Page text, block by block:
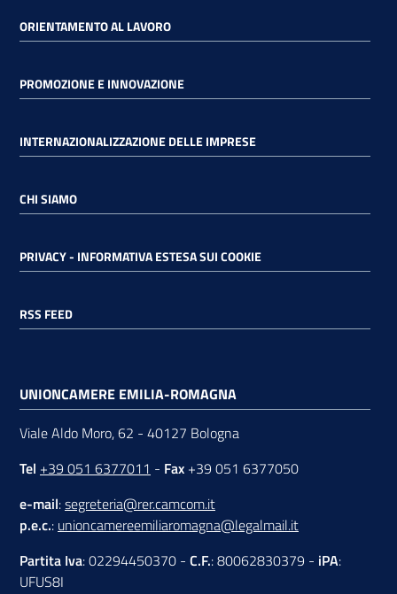
ORIENTAMENTO AL LAVORO
PROMOZIONE E INNOVAZIONE
INTERNAZIONALIZZAZIONE DELLE IMPRESE
CHI SIAMO
PRIVACY - INFORMATIVA ESTESA SUI COOKIE
RSS FEED
UNIONCAMERE EMILIA-ROMAGNA
Viale Aldo Moro, 62 - 40127 Bologna
Tel +39 051 6377011 - Fax +39 051 6377050
e-mail:segreteria@rer.camcom.it
p.e.c.: unioncamereemiliaromagna@legalmail.it
Partita Iva: 02294450370 - C.F.: 80062830379 - iPA:
UFUS8I